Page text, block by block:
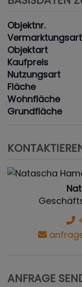
Objektnr.
Vermarktungsart
Objektart
Kaufpreis
Nutzungsart
Fläche
Wohnfläche
Grundfläche
ANFRAGE